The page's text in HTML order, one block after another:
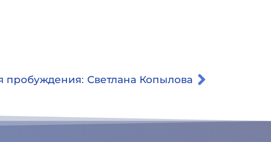
пробуждения: Светлана Копылова